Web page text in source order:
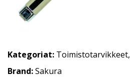
Kategoriat: Toimistotarvikkeet,
Brand:Sakura